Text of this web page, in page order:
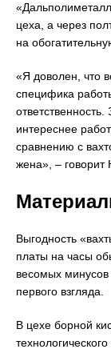
цеха, а через
на
«Я доволен, что
специфика
интереснее
сравнению с
жена», – говорит
Выгодность
платы на часы
весомых минусов
первого взгляда.
В цехе борной